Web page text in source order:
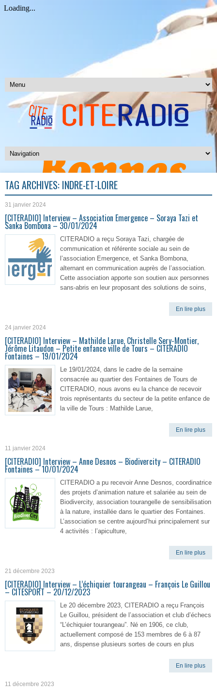
TAG ARCHIVES: INDRE-ET-LOIRE
31 janvier 2024
[CITERADIO] Interview – Association Emergence – Soraya Tazi et
Sanka Bombona – 30/01/2024
CITERADIO a reçu Soraya Tazi, chargée de
communication et référente sociale au sein de
l’association Emergence, et Sanka Bombona,
alternant en communication auprès de l’association.
Cette association apporte son soutien aux personnes
sans-abris en leur proposant des solutions de soins,
En lire plus
24 janvier 2024
[CITERADIO] Interview – Mathilde Larue, Christelle Sery-Montier,
Jérôme Litaudon – Petite enfance ville de Tours – CITERADIO
Fontaines – 19/01/2024
Le 19/01/2024, dans le cadre de la semaine
consacrée au quartier des Fontaines de Tours de
CITERADIO, nous avons eu la chance de recevoir
trois représentants du secteur de la petite enfance de
la ville de Tours : Mathilde Larue,
En lire plus
11 janvier 2024
[CITERADIO] Interview – Anne Desnos – Biodivercity – CITERADIO
Fontaines – 10/01/2024
CITERADIO a pu recevoir Anne Desnos, coordinatrice
des projets d’animation nature et salariée au sein de
Biodivercity, association tourangelle de sensibilisation
à la nature, installée dans le quartier des Fontaines.
L’association se centre aujourd’hui principalement sur
4 activités : l’apiculture,
En lire plus
21 décembre 2023
[CITERADIO] Interview – L’échiquier tourangeau – François Le Guillou
– CITESPORT – 20/12/2023
Le 20 décembre 2023, CITERADIO a reçu François
Le Guillou, président de l’association et club d’échecs
“L’échiquier tourangeau”. Né en 1906, ce club,
actuellement composé de 153 membres de 6 à 87
ans, dispense plusieurs sortes de cours en plus
En lire plus
11 décembre 2023